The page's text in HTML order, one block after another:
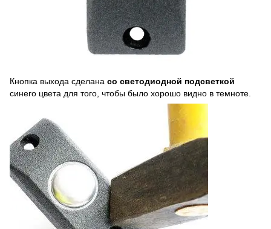
Кнопка выхода сделана со светодиодной подсветкой
синего цвета для того, чтобы было хорошо видно в темноте.